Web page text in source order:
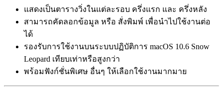
แสดงเป็นตารางวิ่งในแต่ละรอบ ครึ่งแรก และ ครึ่งหลัง
สามารถคัดลอกข้อมูล หรือ สั่งพิมพ์ เพื่อนำไปใช้งานต่อ
ได้
รองรับการใช้งานบนระบบปฏิบัติการ macOS 10.6 Snow
Leopard เทียบเท่าหรือสูงกว่า
พร้อมฟังก์ชั่นพิเศษ อื่นๆ ให้เลือกใช้งานมากมาย